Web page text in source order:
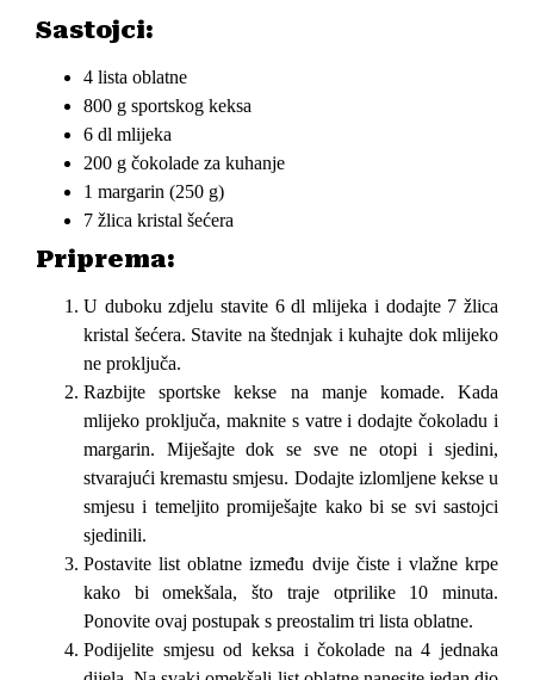
Sastojci:
4 lista oblatne
800 g sportskog keksa
6 dl mlijeka
200 g čokolade za kuhanje
1 margarin (250 g)
7 žlica kristal šećera
Priprema:
U duboku zdjelu stavite 6 dl mlijeka i dodajte 7 žlica
kristal šećera. Stavite na štednjak i kuhajte dok mlijeko
ne proključa.
Razbijte sportske kekse na manje komade. Kada
mlijeko proključa, maknite s vatre i dodajte čokoladu i
margarin. Miješajte dok se sve ne otopi i sjedini,
stvarajući kremastu smjesu. Dodajte izlomljene kekse u
smjesu i temeljito promiješajte kako bi se svi sastojci
sjedinili.
Postavite list oblatne između dvije čiste i vlažne krpe
kako bi omekšala, što traje otprilike 10 minuta.
Ponovite ovaj postupak s preostalim tri lista oblatne.
Podijelite smjesu od keksa i čokolade na 4 jednaka